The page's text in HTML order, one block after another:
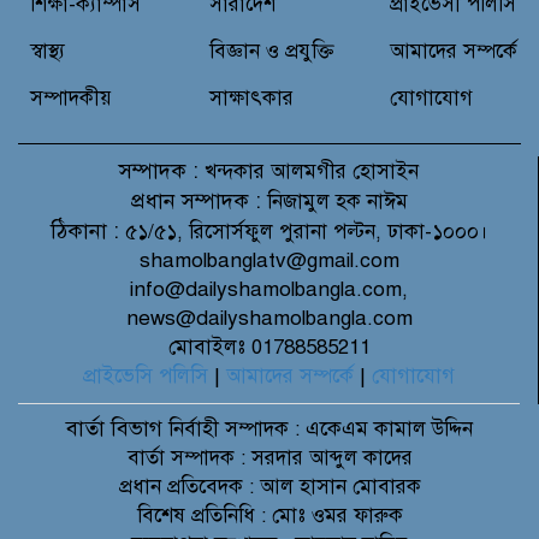
নিয়ে উইপ্রো জিই হেলথকেয়ারের
স্বাস্থ্য
সম্পাদকীয়
বিজ্ঞান ও প্রযুক্তি
সাক্ষাৎকার
আমাদের সম্পর্কে
যোগাযোগ
সম্পাদক : খন্দকার আলমগীর হোসাইন
প্রধান সম্পাদক : নিজামুল হক নাঈম
ঠিকানা : ৫১/৫১, রিসোর্সফুল পুরানা পল্টন, ঢাকা-১০০০।
shamolbanglatv@gmail.com
info@dailyshamolbangla.com,
news@dailyshamolbangla.com
মোবাইলঃ 01788585211
প্রাইভেসি পলিসি | আমাদের সম্পর্কে | যোগাযোগ
বার্তা বিভাগনির্বাহী সম্পাদক : একেএম কামাল উদ্দিন
বার্তা সম্পাদক : সরদার আব্দুল কাদের
প্রধান প্রতিবেদক : আল হাসান মোবারক
বিশেষ প্রতিনিধি : মোঃ ওমর ফারুক